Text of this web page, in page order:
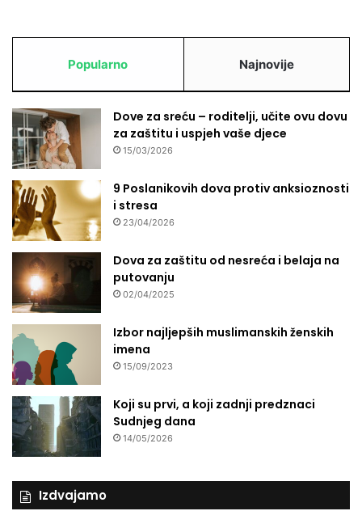
Popularno Najnovije
Dove za sreću – roditelji, učite ovu dovu
za zaštitu i uspjeh vaše djece
15/03/2026
9 Poslanikovih dova protiv anksioznosti
i stresa
23/04/2026
Dova za zaštitu od nesreća i belaja na
putovanju
02/04/2025
Izbor najljepših muslimanskih ženskih
imena
15/09/2023
Koji su prvi, a koji zadnji predznaci
Sudnjeg dana
14/05/2026
Izdvajamo